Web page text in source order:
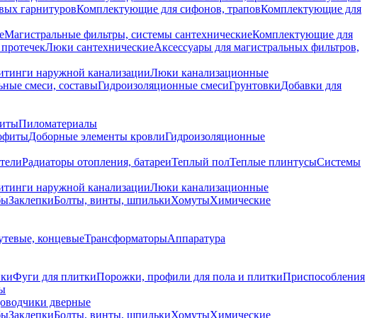
гарнитуровКомплектующие для сифонов, траповКомплектующие для
Магистральные фильтры, системы сантехническиеКомплектующие для
Люки сантехническиеАксессуары для магистральных фильтров,
наружной канализацииЛюки канализационные
смеси, составыГидроизоляционные смесиГрунтовкиДобавки для
Пиломатериалы
Доборные элементы кровлиГидроизоляционные
Радиаторы отопления, батареиТеплый полТеплые плинтусыСистемы
наружной канализацииЛюки канализационные
ЗаклепкиБолты, винты, шпилькиХомутыХимические
концевыеТрансформаторыАппаратура
Фуги для плиткиПорожки, профили для пола и плиткиПриспособления
дверные
ЗаклепкиБолты, винты, шпилькиХомутыХимические